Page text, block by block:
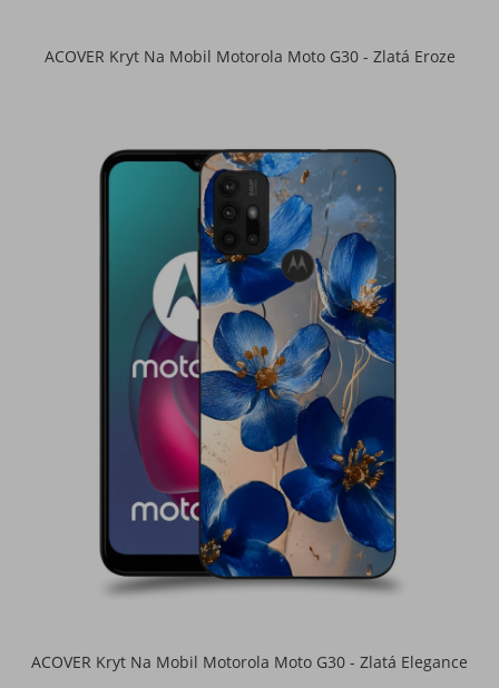
ACOVER Kryt Na Mobil Motorola Moto G30 - Zlatá Eroze
ACOVER Kryt Na Mobil Motorola Moto G30 - Zlatá Elegance